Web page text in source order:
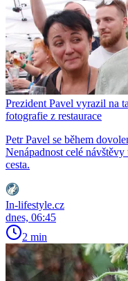
Prezident Pavel vyrazil na
fotografie z restaurace
Petr Pavel se během
Nenápadnost celé
cesta.
In-lifestyle.cz
dnes, 06:45
2 min